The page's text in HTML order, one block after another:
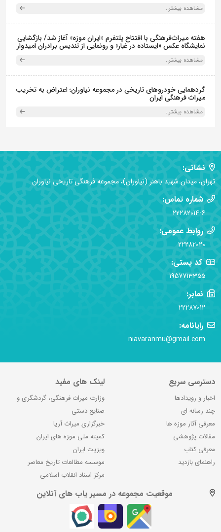
مشاهده بیشتر..
هفته میراث‌فرهنگی با افتتاح پلتفرم «ایران موزه» آغاز شد/ بازگشایی
نمایشگاه عکس «ایستاده در غبار» و رونمایی از تندیس برادران امیدوار
مشاهده بیشتر..
گردهمایی خودروهای تاریخی در مجموعه نیاوران؛ اعتراض به تخریب
میراث فرهنگی ایران
مشاهده بیشتر..
نشانی:
تهران، میدان شهید باهنر (نیاوران)، مجموعه فرهنگی تاریخی نیاوران
شماره تماس:
22282014-6
روابط عمومی:
22282020
کد پستی:
1957713355
نمابر:
22287012
رایانامه:
niavaranmu@gmail.com
دسترسی سریع
اخبار و رویدادها
چند رسانه ای
معرفی آثار موزه ها
مقالات پژوهشی
معرفی کتاب
راهنمای بازدید
لینک های مفید
وزارت میراث فرهنگی، گردشگری و
صنایع دستی
خبرگزاری میراث آریا
کمیته ملی موزه های ایران
ویزیت ایران
موسسه مطالعات تاریخ معاصر
مرکز اسناد انقلاب اسلامی
موقعیت مجموعه در مسیر یاب های آنلاین